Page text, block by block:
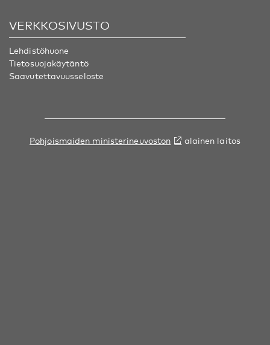
VERKKOSIVUSTO
Lehdistöhuone
Tietosuojakäytäntö
Saavutettavuusseloste
Pohjoismaiden ministerineuvoston alainen laitos